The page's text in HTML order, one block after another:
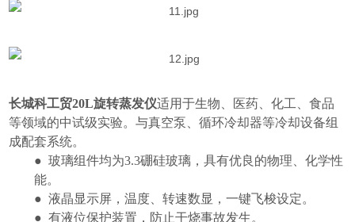
长城科工贸20L旋转蒸发仪适用于生物、医药、化工、食品
等领域的中试级实验。与真空泵、循环冷却器等冷却设备组
成配套系统。
● 玻璃组件均为3.3硼硅玻璃，具有优良的物理、化学性
能。
● 液晶显示屏，温度、转速数显，一键飞梭设定。
● 有液位保护装置，防止干烧事故发生。